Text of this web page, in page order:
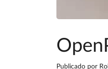
Publicado por